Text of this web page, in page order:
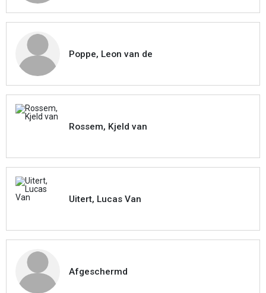
Poppe, Leon van de
Rossem, Kjeld van
Uitert, Lucas Van
Afgeschermd